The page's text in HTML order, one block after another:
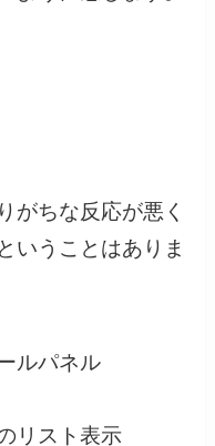
がちな反応が悪く
いうことはありま
ルパネル
リスト表示